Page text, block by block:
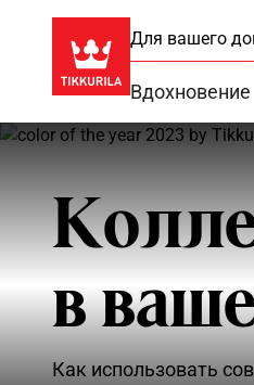
Для вашего
Вдохновение
в
Как использовать